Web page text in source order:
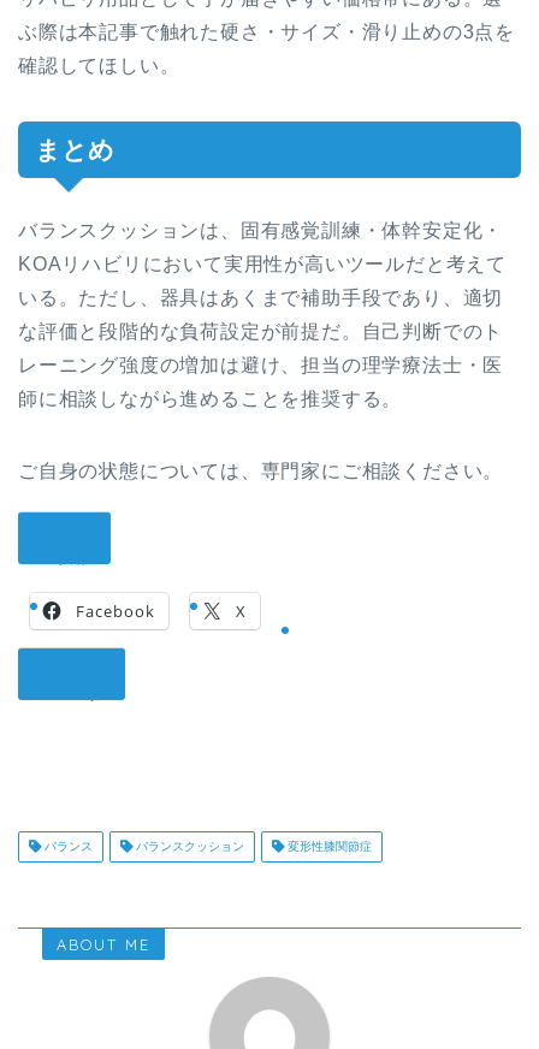
ぶ際は本記事で触れた硬さ・サイズ・滑り止めの3点を
確認してほしい。
まとめ
バランスクッションは、固有感覚訓練・体幹安定化・
KOAリハビリにおいて実用性が高いツールだと考えて
いる。ただし、器具はあくまで補助手段であり、適切
な評価と段階的な負荷設定が前提だ。自己判断でのト
レーニング強度の増加は避け、担当の理学療法士・医
師に相談しながら進めることを推奨する。
ご自身の状態については、専門家にご相談ください。
Facebook X
バランス バランスクッション 変形性膝関節症
ABOUT ME